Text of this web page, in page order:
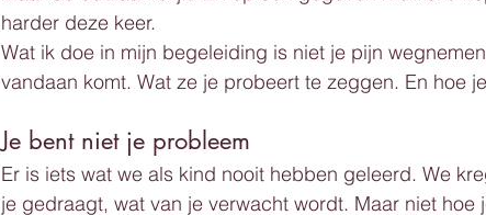
harder deze keer.
Wat ik doe in mijn begeleiding is niet je pijn
vandaan komt. Wat ze je probeert te zeggen. En hoe
Je bent niet je probleem
Er is iets wat we als kind nooit hebben geleerd. We
je gedraagt, wat van je verwacht wordt. Maar niet